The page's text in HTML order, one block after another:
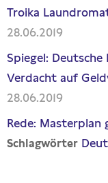
Troika
28.06.2019
Spiegel:
Verdacht auf
28.06.2019
Rede: Masterplan
Schlagwörter